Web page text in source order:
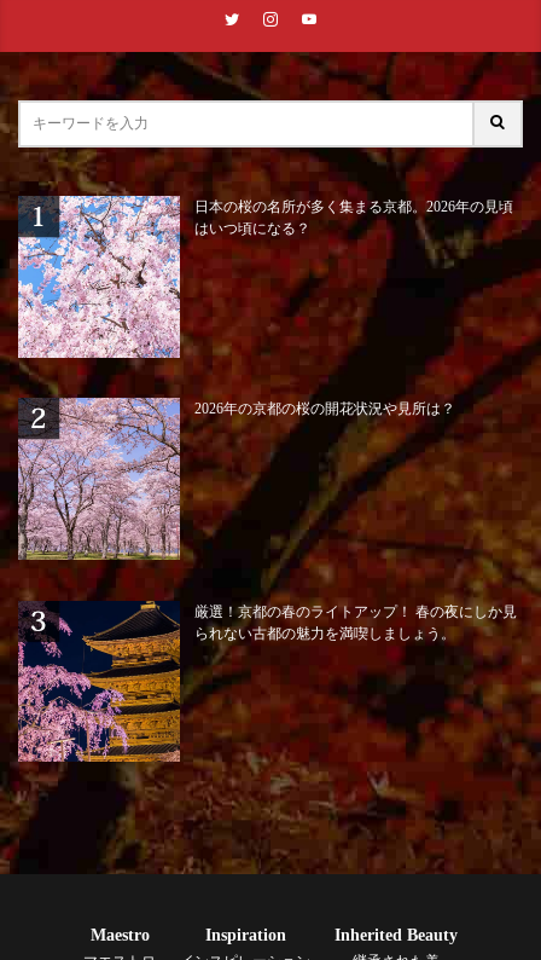
日本の桜の名所が多く集まる京都。2026年の見頃
はいつ頃になる？
2026年の京都の桜の開花状況や見所は？
厳選！京都の春のライトアップ！ 春の夜にしか見
られない古都の魅力を満喫しましょう。
Maestro Inspiration Inherited Beauty